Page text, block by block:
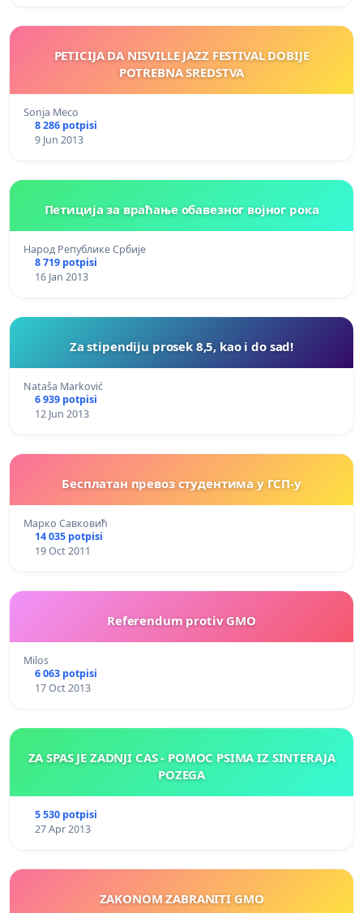
PETICIJA DA NISVILLE JAZZ FESTIVAL DOBIJE
POTREBNA SREDSTVA
Sonja Meco
8 286 potpisi
9 Jun 2013
Петиција за враћање обавезног војног рока
Народ Републике Србије
8 719 potpisi
16 Jan 2013
Za stipendiju prosek 8,5, kao i do sad!
Nataša Marković
6 939 potpisi
12 Jun 2013
Бесплатан превоз студентима у ГСП-у
Марко Савковић
14 035 potpisi
19 Oct 2011
Referendum protiv GMO
Milos
6 063 potpisi
17 Oct 2013
ZA SPAS JE ZADNJI CAS - POMOC PSIMA IZ SINTERAJA
POZEGA
5 530 potpisi
27 Apr 2013
ZAKONOM ZABRANITI GMO